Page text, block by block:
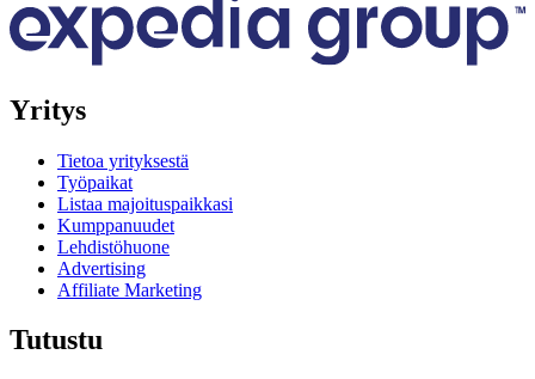
Yritys
Tietoa yrityksestä
Työpaikat
Listaa majoituspaikkasi
Kumppanuudet
Lehdistöhuone
Advertising
Affiliate Marketing
Tutustu